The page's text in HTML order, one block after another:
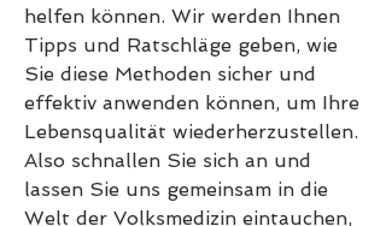
helfen können. Wir werden Ihnen
Tipps und Ratschläge geben, wie
Sie diese Methoden sicher und
effektiv anwenden können, um Ihre
Lebensqualität wiederherzustellen.
Also schnallen Sie sich an und
lassen Sie uns gemeinsam in die
Welt der Volksmedizin eintauchen,